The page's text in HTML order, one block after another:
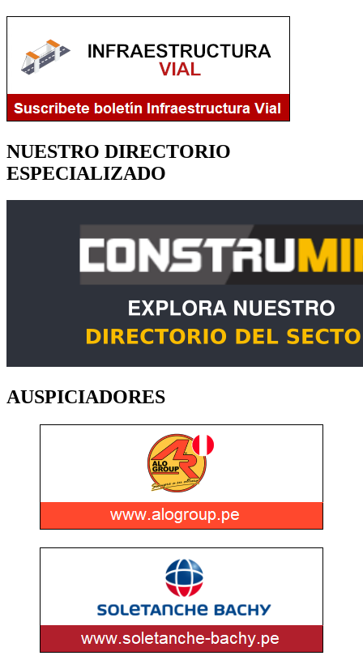
NUESTRO DIRECTORIO
ESPECIALIZADO
AUSPICIADORES